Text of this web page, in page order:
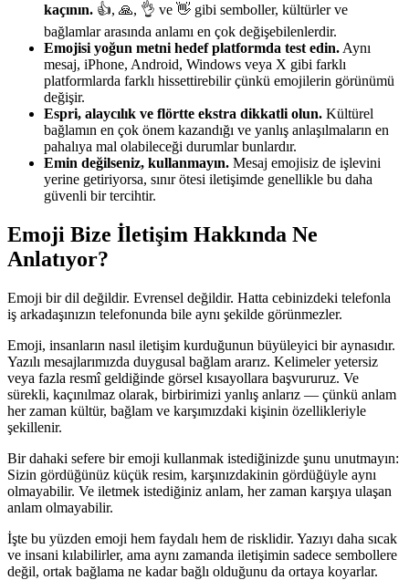
kaçının. 👍, 🙏, 👌 ve 👋 gibi semboller, kültürler ve
bağlamlar arasında anlamı en çok değişebilenlerdir.
Emojisi yoğun metni hedef platformda test edin. Aynı
mesaj, iPhone, Android, Windows veya X gibi farklı
platformlarda farklı hissettirebilir çünkü emojilerin görünümü
değişir.
Espri, alaycılık ve flörtte ekstra dikkatli olun. Kültürel
bağlamın en çok önem kazandığı ve yanlış anlaşılmaların en
pahalıya mal olabileceği durumlar bunlardır.
Emin değilseniz, kullanmayın. Mesaj emojisiz de işlevini
yerine getiriyorsa, sınır ötesi iletişimde genellikle bu daha
güvenli bir tercihtir.
Emoji Bize İletişim Hakkında Ne
Anlatıyor?
Emoji bir dil değildir. Evrensel değildir. Hatta cebinizdeki telefonla
iş arkadaşınızın telefonunda bile aynı şekilde görünmezler.
Emoji, insanların nasıl iletişim kurduğunun büyüleyici bir aynasıdır.
Yazılı mesajlarımızda duygusal bağlam ararız. Kelimeler yetersiz
veya fazla resmî geldiğinde görsel kısayollara başvururuz. Ve
sürekli, kaçınılmaz olarak, birbirimizi yanlış anlarız — çünkü anlam
her zaman kültür, bağlam ve karşımızdaki kişinin özellikleriyle
şekillenir.
Bir dahaki sefere bir emoji kullanmak istediğinizde şunu unutmayın:
Sizin gördüğünüz küçük resim, karşınızdakinin gördüğüyle aynı
olmayabilir. Ve iletmek istediğiniz anlam, her zaman karşıya ulaşan
anlam olmayabilir.
İşte bu yüzden emoji hem faydalı hem de risklidir. Yazıyı daha sıcak
ve insani kılabilirler, ama aynı zamanda iletişimin sadece sembollere
değil, ortak bağlama ne kadar bağlı olduğunu da ortaya koyarlar.